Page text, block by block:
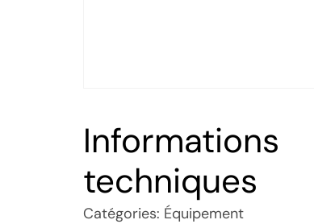
Informations
techniques
Catégories: Équipement